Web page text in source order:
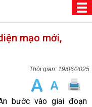
mạo mới,
19/06/2025
bước vào giai đoạn